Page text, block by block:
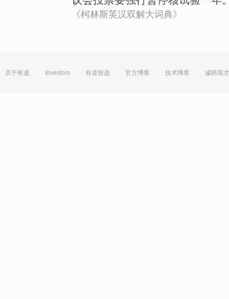
《柯林斯英汉双解大词典》
关于有道 Investors 有道智选 官方博客 技术博客 诚聘英才